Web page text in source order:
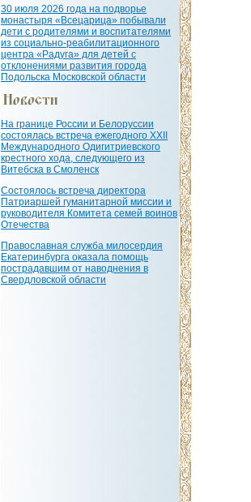
30 июля 2026 года на подворье
монастыря «Всецарица» побывали
дети с родителями и воспитателями
из социально-реабилитационного
центра «Радуга» для детей с
отклонениями развития города
Подольска Московской области
На границе России и Белоруссии
состоялась встреча ежегодного XXII
Международного Одигитриевского
крестного хода, следующего из
Витебска в Смоленск
Состоялось встреча директора
Патриаршей гуманитарной миссии и
руководителя Комитета семей воинов
Отечества
Православная служба милосердия
Екатеринбурга оказала помощь
пострадавшим от наводнения в
Свердловской области